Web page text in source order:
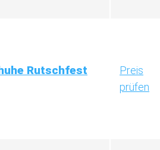
Rutschfest
Preis
prüfen